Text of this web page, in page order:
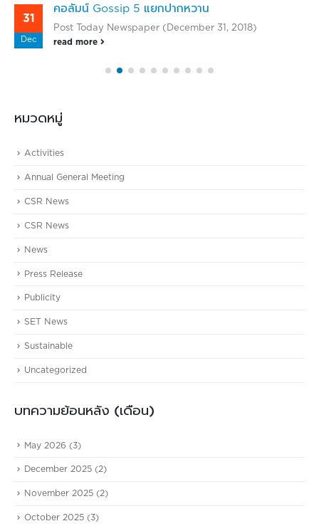
31
Dec
คอลัมน์ Gossip 5 แยกปากหวาน
Post Today Newspaper (December 31, 2018)
read more
หมวดหมู่
Activities
Annual General Meeting
CSR News
CSR News
News
Press Release
Publicity
SET News
Sustainable
Uncategorized
บทความย้อนหลัง (เดือน)
May 2026 (3)
December 2025 (2)
November 2025 (2)
October 2025 (3)